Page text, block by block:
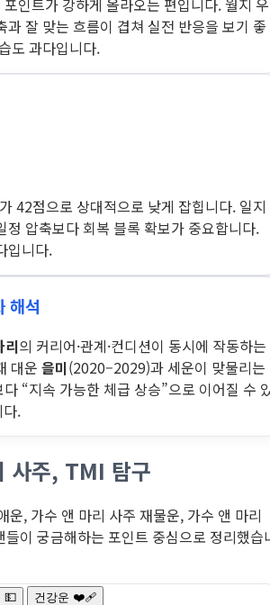
인트가 강하게 올라오는 편입니다. 월지 우
과 잘 맞는 흐름이 겹쳐 실전 반응을 보기 좋
도 과다입니다.
42점으로 상대적으로 낮게 잡힙니다. 일지
정 압축보다 회복 블록 확보가 중요합니다.
입니다.
해석
리의 커리어·관계·컨디션이 동시에 작동하는
대운 을미(2020–2029)과 세운이 맞물리는
“지속 가능한 체급 상승”으로 이어질 수
.
사주, TMI 탐구
운, 가수 앤 마리 사주 재물운, 가수 앤 마리
들이 궁금해하는 포인트 중심으로 정리했습
💵 건강운 ❤️‍🩹